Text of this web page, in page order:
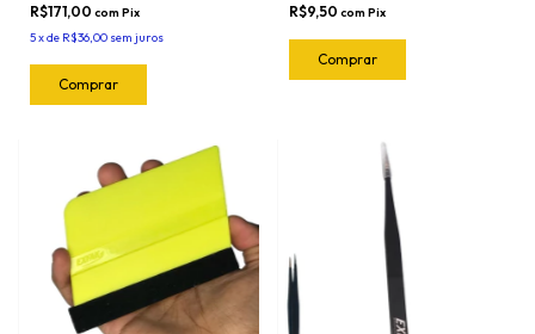
R$171,00 com Pix
5xde R$36,00 sem juros
R$9,50 com Pix